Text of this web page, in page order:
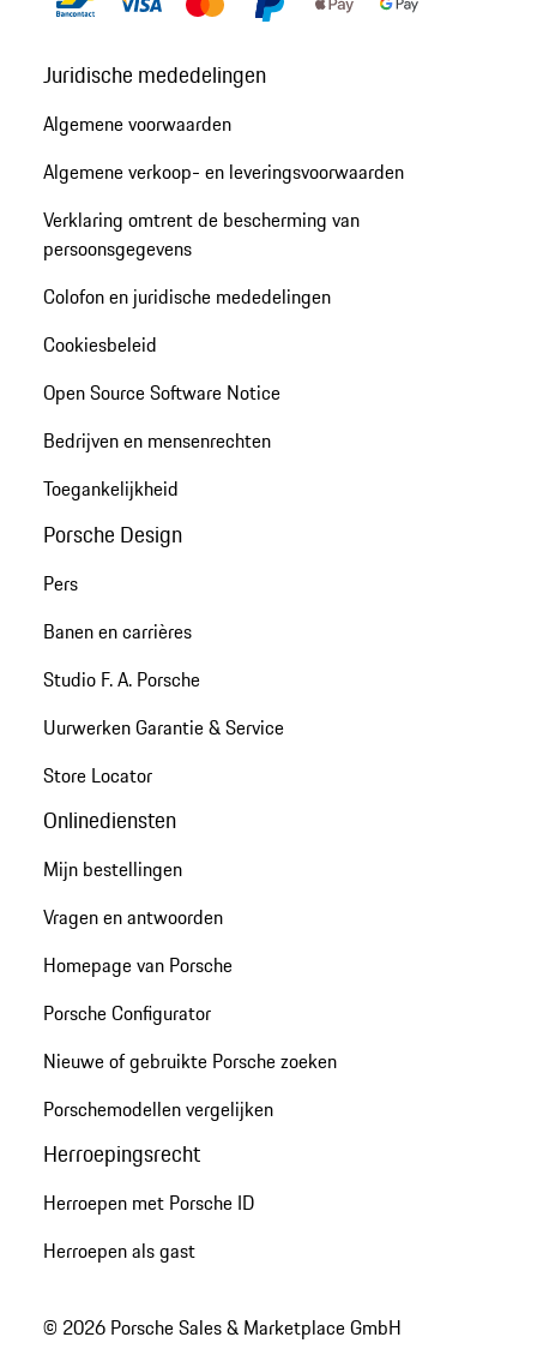
Juridische mededelingen
Algemene voorwaarden
Algemene verkoop- en leveringsvoorwaarden
Verklaring omtrent de bescherming van
persoonsgegevens
Colofon en juridische mededelingen
Cookiesbeleid
Open Source Software Notice
Bedrijven en mensenrechten
Toegankelijkheid
Porsche Design
Pers
Banen en carrières
Studio F. A. Porsche
Uurwerken Garantie & Service
Store Locator
Onlinediensten
Mijn bestellingen
Vragen en antwoorden
Homepage van Porsche
Porsche Configurator
Nieuwe of gebruikte Porsche zoeken
Porschemodellen vergelijken
Herroepingsrecht
Herroepen met Porsche ID
Herroepen als gast
© 2026 Porsche Sales & Marketplace GmbH